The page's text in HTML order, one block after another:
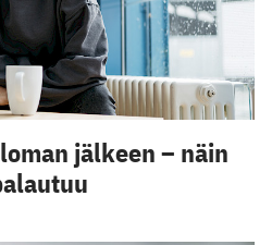
jälkeen – näin